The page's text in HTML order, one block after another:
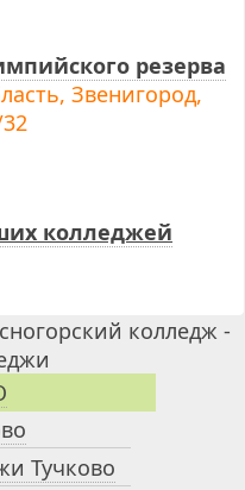
резерва
Звенигород,
колледжей
Тучково